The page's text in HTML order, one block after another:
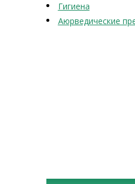
Гигиена
Аюрведические